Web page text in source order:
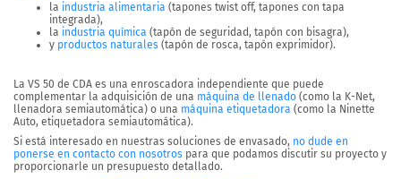
la industria alimentaria (tapones twist off, tapones con tapa
integrada),
la industria química (tapón de seguridad, tapón con bisagra),
y productos naturales (tapón de rosca, tapón exprimidor).
La VS 50 de CDA es una enroscadora independiente que puede
complementar la adquisición de una máquina de llenado (como la K-Net,
llenadora semiautomática) o una máquina etiquetadora (como la Ninette
Auto, etiquetadora semiautomática).
Si está interesado en nuestras soluciones de envasado, no dude en
ponerse en contacto con nosotros para que podamos discutir su proyecto y
proporcionarle un presupuesto detallado.